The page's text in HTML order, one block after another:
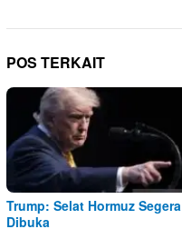
POS TERKAIT
Trump: Selat Hormuz Segera
Dibuka